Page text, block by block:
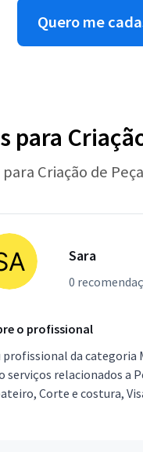
Quero me
Criação de
Sara
0
o profissional
profissional da categoria
serviços relacionados a
Corte e costura,